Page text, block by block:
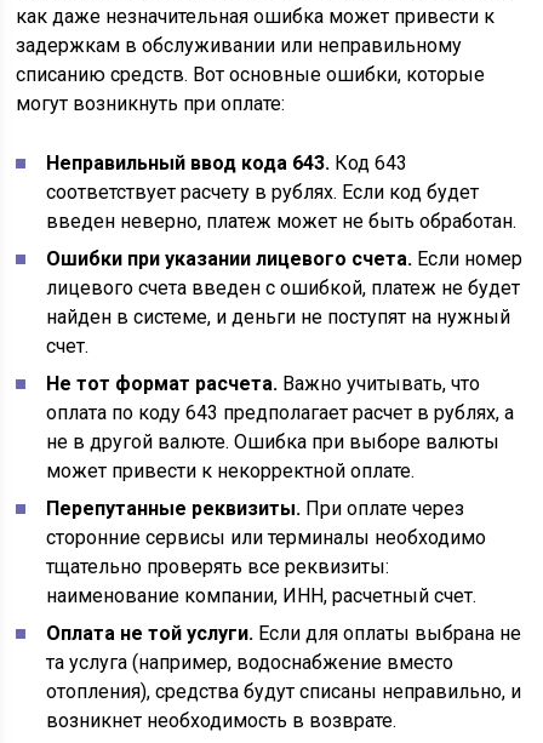
как даже незначительная ошибка может привести к
задержкам в обслуживании или неправильному
списанию средств. Вот основные ошибки, которые
могут возникнуть при оплате:
Неправильный ввод кода 643. Код 643
соответствует расчету в рублях. Если код будет
введен неверно, платеж может не быть обработан.
Ошибки при указании лицевого счета. Если номер
лицевого счета введен с ошибкой, платеж не будет
найден в системе, и деньги не поступят на нужный
счет.
Не тот формат расчета. Важно учитывать, что
оплата по коду 643 предполагает расчет в рублях, а
не в другой валюте. Ошибка при выборе валюты
может привести к некорректной оплате.
Перепутанные реквизиты. При оплате через
сторонние сервисы или терминалы необходимо
тщательно проверять все реквизиты:
наименование компании, ИНН, расчетный счет.
Оплата не той услуги. Если для оплаты выбрана не
та услуга (например, водоснабжение вместо
отопления), средства будут списаны неправильно, и
возникнет необходимость в возврате.